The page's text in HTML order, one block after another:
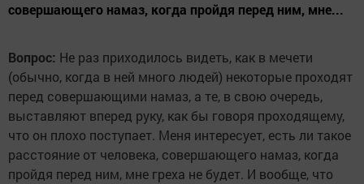
совершающего намаз, когда пройдя перед ним, мне...
Вопрос: Не раз приходилось видеть, как в мечети
(обычно, когда в ней много людей) некоторые проходят
перед совершающими намаз, а те, в свою очередь,
выставляют вперед руку, как бы говоря проходящему,
что он плохо поступает. Меня интересует, есть ли такое
расстояние от человека, совершающего намаз, когда
пройдя перед ним, мне греха не будет. И вообще, что